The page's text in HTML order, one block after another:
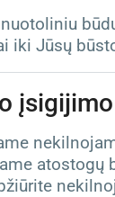
iki Jūsų
atostogų